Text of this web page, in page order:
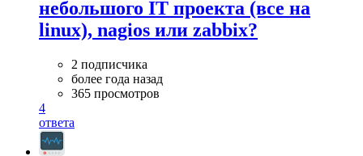
небольшого IT проекта (все на
linux), nagios или zabbix?
2 подписчика
более года назад
365 просмотров
4
ответа